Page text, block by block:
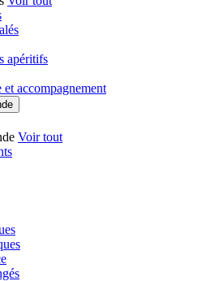
apéritifs
et accompagnement
Voir tout